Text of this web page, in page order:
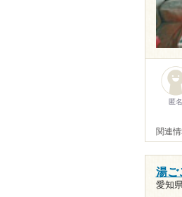
匿名
関連
湯ご
愛知